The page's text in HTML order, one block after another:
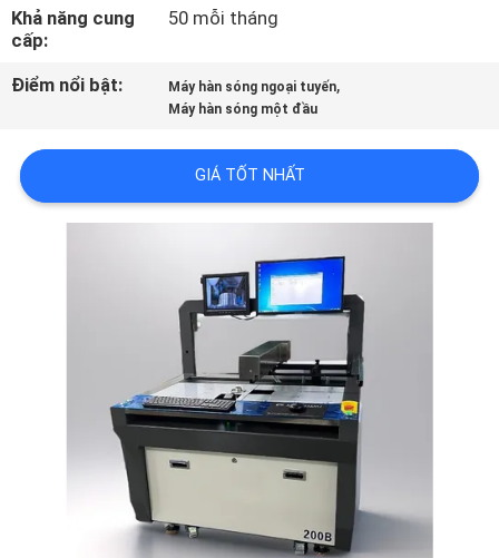
KIỂM
SOÁT
CHẤT
LIÊN
SHOPPING
Khả năng cung
cấp:
50 mỗi tháng
Điểm nổi bật: Máy hàn sóng ngoại tuyến,
Máy hàn sóng một đầu
GIÁ TỐT NHẤT